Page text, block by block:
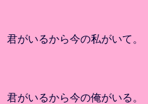
君がいるから今の私がいて。
君がいるから今の俺がいる。